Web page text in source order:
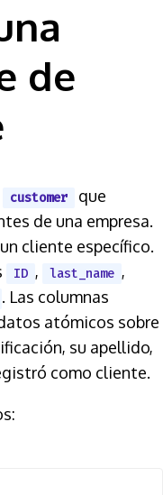
de
customer
que
de una empresa.
cliente específico.
ID , last_name ,
. Las columnas
atómicos sobre
su apellido,
como cliente.